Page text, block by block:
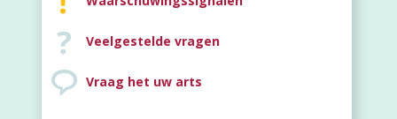
Veelgestelde vragen
Vraag het uw arts